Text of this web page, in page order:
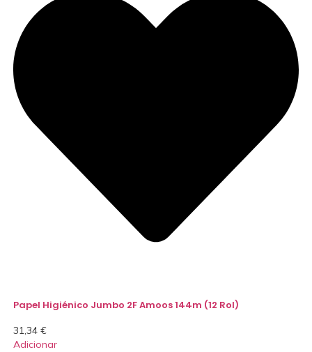
Papel Higiénico Jumbo 2F Amoos 144m (12 Rol)
31,34 €
Adicionar